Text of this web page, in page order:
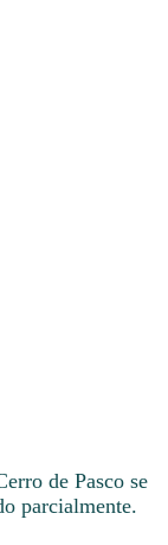
de Pasco se
parcialmente.